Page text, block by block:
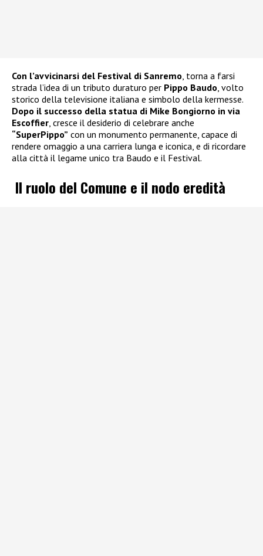
Con l’avvicinarsi del Festival di Sanremo , torna a farsi
strada l’idea di un tributo duraturo per Pippo Baudo , volto
storico della televisione italiana e simbolo della kermesse.
Dopo il successo della statua di Mike Bongiorno in via
Escoffier , cresce il desiderio di celebrare anche
“SuperPippo” con un monumento permanente, capace di
rendere omaggio a una carriera lunga e iconica, e di ricordare
alla città il legame unico tra Baudo e il Festival.
Il ruolo del Comune e il nodo eredità